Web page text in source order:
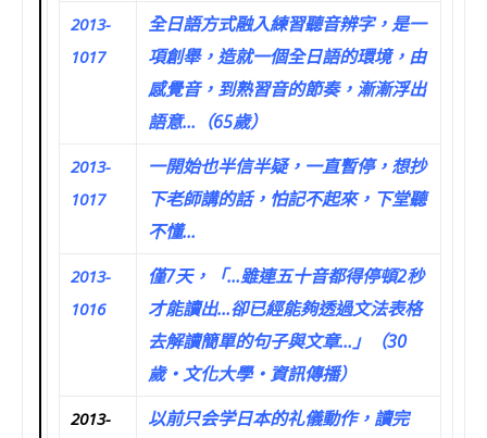
2013-
1017
全日語方式融入練習聽音辨字，是一
項創舉，造就一個全日語的環境，由
感覺音，到熟習音的節奏，漸漸浮出
語意…（65歲）
2013-
1017
一開始也半信半疑，一直暫停，想抄
下老師講的話，怕記不起來，下堂聽
不懂…
2013-
1016
僅7天，「…雖連五十音都得停頓2秒
才能讀出…卻已經能夠透過文法表格
去解讀簡單的句子與文章…」（30
歲‧文化大學‧資訊傳播）
2013-
以前只会学日本的礼儀動作，讀完